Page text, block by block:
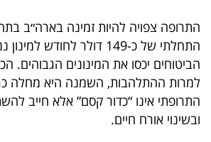
המילון
הכלכלי
פודקאסט
40
התחלתי של כ-149 דולר
הביטוחים יכסו את המינונים הגבוהים.
למרות ההתלהבות, השמנה היא מחלה
התרופתי אינו “כדור קסם” אלא חייב
ובשינוי אורח חיים.